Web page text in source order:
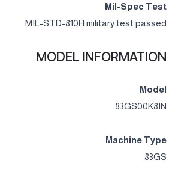
Mil-Spec Test
MIL-STD-810H military test passed
MODEL INFORMATION
Model
83GS00K8IN
Machine Type
83GS